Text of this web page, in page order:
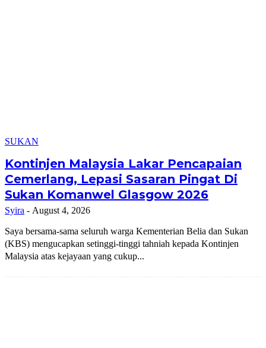
SUKAN
Kontinjen Malaysia Lakar Pencapaian
Cemerlang, Lepasi Sasaran Pingat Di
Sukan Komanwel Glasgow 2026
Syira - August 4, 2026
Saya bersama-sama seluruh warga Kementerian Belia dan Sukan
(KBS) mengucapkan setinggi-tinggi tahniah kepada Kontinjen
Malaysia atas kejayaan yang cukup...